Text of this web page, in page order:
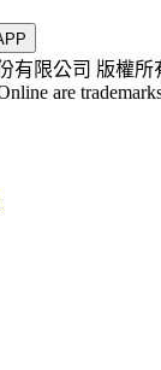
有限公司 版權所
are